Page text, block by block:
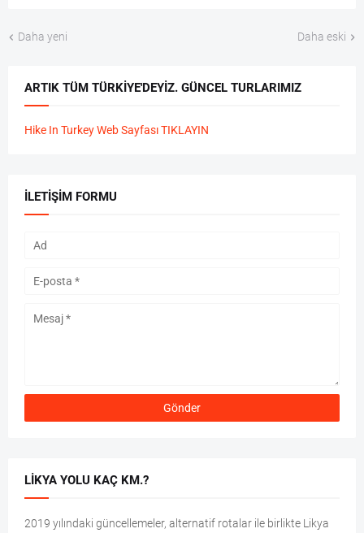
Daha yeni Daha eski
ARTIK TÜM TÜRKIYE'DEYIZ. GÜNCEL TURLARIMIZ
Hike In Turkey Web Sayfası TIKLAYIN
İLETIŞIM FORMU
LIKYA YOLU KAÇ KM.?
2019 yılındaki güncellemeler, alternatif rotalar ile birlikte Likya